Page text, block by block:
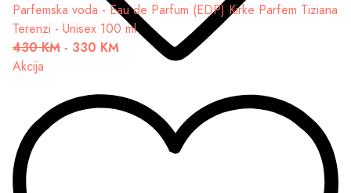
Parfemska voda - Eau de Parfum (EDP) Kirke Parfem Tiziana
Terenzi - Unisex 100 ml
430 KM - 330 KM
Akcija